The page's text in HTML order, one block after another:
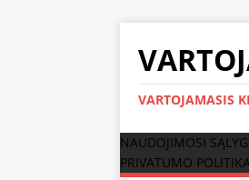
VARTOJAMASIS
NAUDOJIMOSI
PRIVATUMO